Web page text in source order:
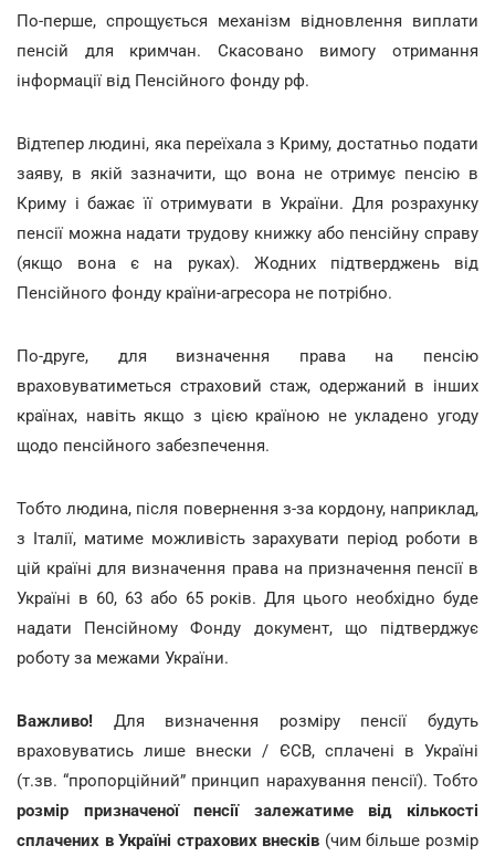
По-перше, спрощується механізм відновлення виплати
пенсій для кримчан. Скасовано вимогу отримання
інформації від Пенсійного фонду рф.
Відтепер людині, яка переїхала з Криму, достатньо подати
заяву, в якій зазначити, що вона не отримує пенсію в
Криму і бажає її отримувати в України. Для розрахунку
пенсії можна надати трудову книжку або пенсійну справу
(якщо вона є на руках). Жодних підтверджень від
Пенсійного фонду країни-агресора не потрібно.
По-друге, для визначення права на пенсію
враховуватиметься страховий стаж, одержаний в інших
країнах, навіть якщо з цією країною не укладено угоду
щодо пенсійного забезпечення.
Тобто людина, після повернення з-за кордону, наприклад,
з Італії, матиме можливість зарахувати період роботи в
цій країні для визначення права на призначення пенсії в
Україні в 60, 63 або 65 років. Для цього необхідно буде
надати Пенсійному Фонду документ, що підтверджує
роботу за межами України.
Важливо! Для визначення розміру пенсії будуть
враховуватись лише внески / ЄСВ, сплачені в Україні
(т.зв. “пропорційний” принцип нарахування пенсії). Тобто
розмір призначеної пенсії залежатиме від кількості
сплачених в Україні страхових внесків (чим більше розмір